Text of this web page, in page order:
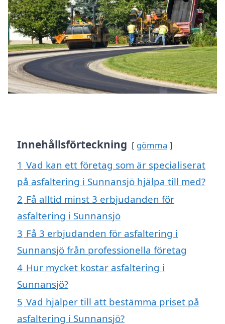
Innehållsförteckning gömma
1 Vad kan ett företag som är specialiserat
på asfaltering i Sunnansjö hjälpa till med?
2 Få alltid minst 3 erbjudanden för
asfaltering i Sunnansjö
3 Få 3 erbjudanden för asfaltering i
Sunnansjö från professionella företag
4 Hur mycket kostar asfaltering i
Sunnansjö?
5 Vad hjälper till att bestämma priset på
asfaltering i Sunnansjö?